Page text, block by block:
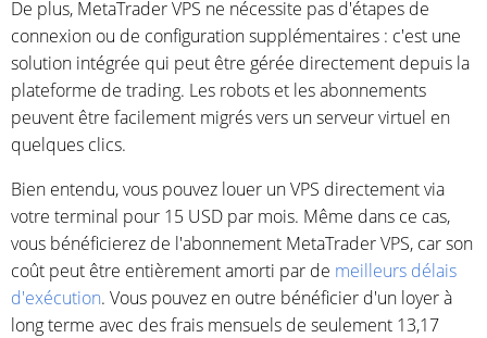
De plus, MetaTrader VPS ne nécessite pas d'étapes de
connexion ou de configuration supplémentaires : c'est une
solution intégrée qui peut être gérée directement depuis la
plateforme de trading. Les robots et les abonnements
peuvent être facilement migrés vers un serveur virtuel en
quelques clics.
Bien entendu, vous pouvez louer un VPS directement via
votre terminal pour 15 USD par mois. Même dans ce cas,
vous bénéficierez de l'abonnement MetaTrader VPS, car son
coût peut être entièrement amorti par de meilleurs délais
d'exécution. Vous pouvez en outre bénéficier d'un loyer à
long terme avec des frais mensuels de seulement 13,17